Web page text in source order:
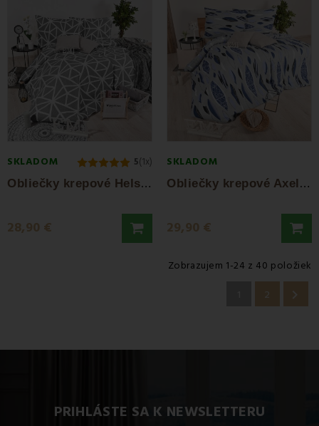
SKLADOM 5(1x)
O
bliečky krepové Helsinky EMI
28,90 €
SKLADOM
O
bliečky krepové Axel EMI
29,90 €
Zobrazujem 1-24 z 40 položiek
2 
PRIHLÁSTE SA K NEWSLETTERU